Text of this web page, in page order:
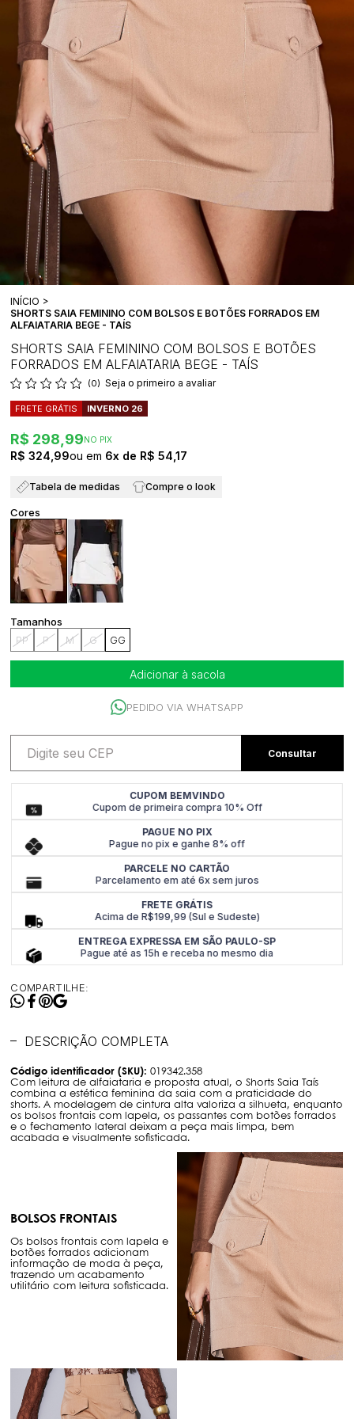
INÍCIO
SHORTS SAIA FEMININO COM BOLSOS E BOTÕES FORRADOS EM
ALFAIATARIA BEGE - TAÍS
SHORTS SAIA FEMININO COM BOLSOS E BOTÕES
FORRADOS EM ALFAIATARIA BEGE - TAÍS
(0) Seja o primeiro a avaliar
FRETE GRÁTIS INVERNO 26
R$ 298,99NO PIX
R$ 324,99 6x R$ 54,17
Tabela de medidas Compre o look
PP P M G GG
Adicionar à sacola
PEDIDO VIA WHATSAPP
CUPOM BEMVINDO
Cupom de primeira compra 10% Off
PAGUE NO PIX
Pague no pix e ganhe 8% off
PARCELE NO CARTÃO
Parcelamento em até 6x sem juros
FRETE GRÁTIS
Acima de R$199,99 (Sul e Sudeste)
ENTREGA EXPRESSA EM SÃO PAULO-SP
Pague até as 15h e receba no mesmo dia
COMPARTILHE:
DESCRIÇÃO COMPLETA
Código identificador (SKU): 019342.358
Com leitura de alfaiataria e proposta atual, o Shorts Saia Taís
combina a estética feminina da saia com a praticidade do
shorts. A modelagem de cintura alta valoriza a silhueta, enquanto
os bolsos frontais com lapela, os passantes com botões forrados
e o fechamento lateral deixam a peça mais limpa, bem
acabada e visualmente sofisticada.
BOLSOS FRONTAIS
Os bolsos frontais com lapela e
botões forrados adicionam
informação de moda à peça,
trazendo um acabamento
utilitário com leitura sofisticada.